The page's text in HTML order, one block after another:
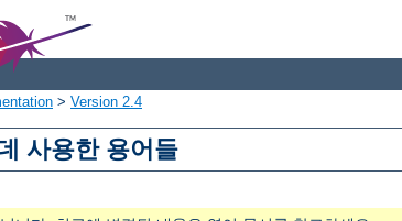
> Version 2.4
사용한 용어들